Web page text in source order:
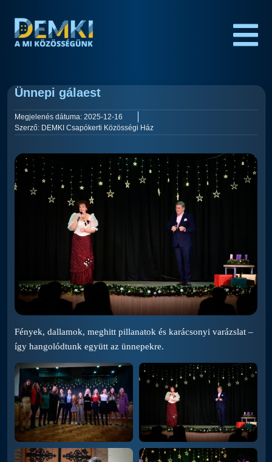
Ünnepi gálaest
Megjelenés dátuma: 2025-12-16
Szerző: DEMKI Csapókerti Közösségi Ház
Fények, dallamok, meghitt pillanatok és karácsonyi varázslat –
így hangolódtunk együtt az ünnepekre.